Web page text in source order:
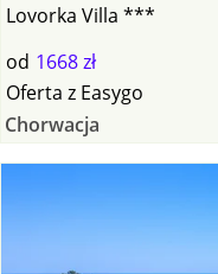
Lovorka Villa ***
od 1668 zł
Oferta z Easygo
Chorwacja